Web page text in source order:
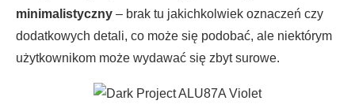
minimalistyczny – brak tu jakichkolwiek oznaczeń czy
dodatkowych detali, co może się podobać, ale niektórym
użytkownikom może wydawać się zbyt surowe.